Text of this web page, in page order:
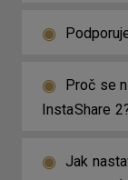
Proč se
InstaShare
Jak